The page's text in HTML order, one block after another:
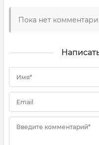
Пока нет
Имя*
Email
Введите комментарий*